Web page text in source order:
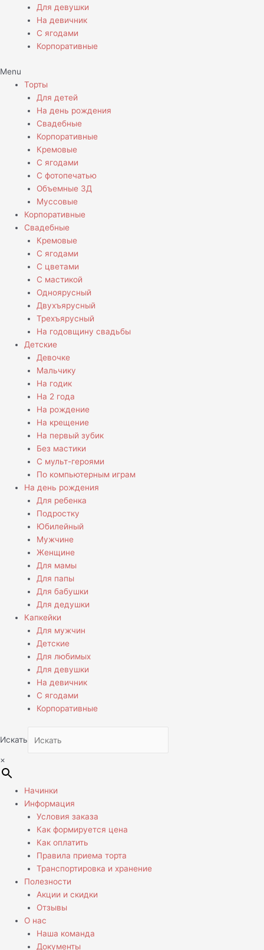
Для девушки
На девичник
С ягодами
Корпоративные
Menu
Торты
Для детей
На день рождения
Свадебные
Корпоративные
Кремовые
С ягодами
С фотопечатью
Объемные 3Д
Муссовые
Корпоративные
Свадебные
Кремовые
С ягодами
С цветами
С мастикой
Одноярусный
Двухъярусный
Трехъярусный
На годовщину свадьбы
Детские
Девочке
Мальчику
На годик
На 2 года
На рождение
На крещение
На первый зубик
Без мастики
С мульт-героями
По компьютерным играм
На день рождения
Для ребенка
Подростку
Юбилейный
Мужчине
Женщине
Для мамы
Для папы
Для бабушки
Для дедушки
Капкейки
Для мужчин
Детские
Для любимых
Для девушки
На девичник
С ягодами
Корпоративные
Искать
×
Начинки
Информация
Условия заказа
Как формируется цена
Как оплатить
Правила приема торта
Транспортировка и хранение
Полезности
Акции и скидки
Отзывы
О нас
Наша команда
Документы